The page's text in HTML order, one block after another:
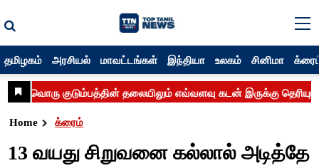
தமிழகம் அரசியல் மாவட்டங்கள் இந்தியா உலகம் சினிமா
Home க்ரைம்
13 வயது சிறுவனை கல்லால் அடித்தே